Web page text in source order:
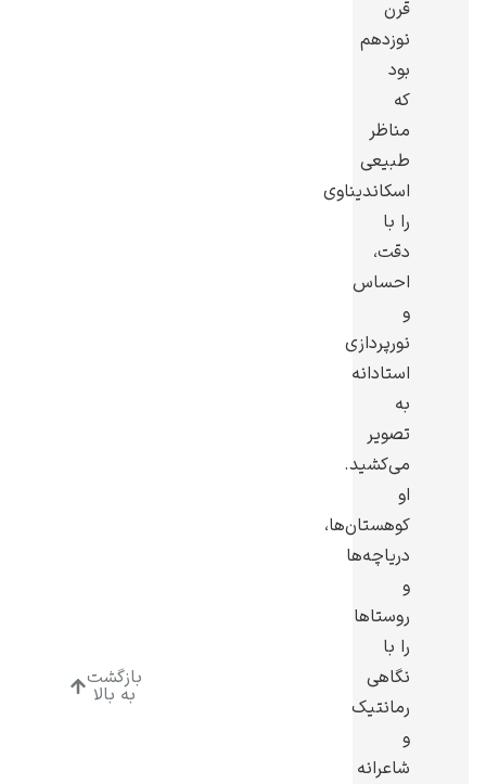
کامی پیسارو
قرن
نوزدهم
بود
که
مناظر
طبیعی
اسکاندیناوی
را با
دقت،
احساس
و
نورپردازی
استادانه
به
تصویر
می‌کشید.
او
کوهستان‌ها،
دریاچه‌ها
و
روستاها
را با
نگاهی
رمانتیک
و
شاعرانه
بازگشت
به بالا